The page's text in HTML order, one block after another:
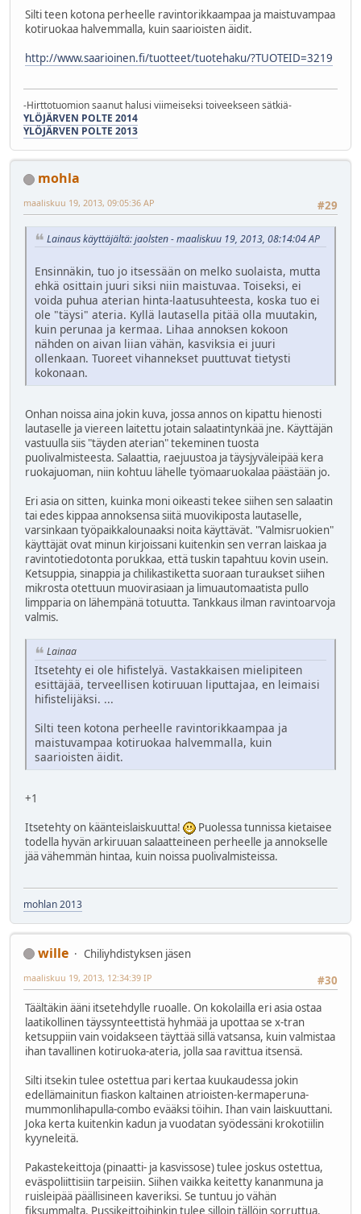
Silti teen kotona perheelle ravintorikkaampaa ja maistuvampaa
kotiruokaa halvemmalla, kuin saarioisten äidit.
http://www.saarioinen.fi/tuotteet/tuotehaku/?TUOTEID=3219
-Hirttotuomion saanut halusi viimeiseksi toiveekseen sätkiä-
YLÖJÄRVEN POLTE 2014
YLÖJÄRVEN POLTE 2013
mohla
#29
maaliskuu 19, 2013, 09:05:36 AP
Lainaus käyttäjältä: jaolsten - maaliskuu 19, 2013, 08:14:04 AP
Ensinnäkin, tuo jo itsessään on melko suolaista, mutta
ehkä osittain juuri siksi niin maistuvaa. Toiseksi, ei
voida puhua aterian hinta-laatusuhteesta, koska tuo ei
ole "täysi" ateria. Kyllä lautasella pitää olla muutakin,
kuin perunaa ja kermaa. Lihaa annoksen kokoon
nähden on aivan liian vähän, kasviksia ei juuri
ollenkaan. Tuoreet vihannekset puuttuvat tietysti
kokonaan.
Onhan noissa aina jokin kuva, jossa annos on kipattu hienosti
lautaselle ja viereen laitettu jotain salaatintynkää jne. Käyttäjän
vastuulla siis "täyden aterian" tekeminen tuosta
puolivalmisteesta. Salaattia, raejuustoa ja täysjyväleipää kera
ruokajuoman, niin kohtuu lähelle työmaaruokalaa päästään jo.
Eri asia on sitten, kuinka moni oikeasti tekee siihen sen salaatin
tai edes kippaa annoksensa siitä muovikiposta lautaselle,
varsinkaan työpaikkalounaaksi noita käyttävät. "Valmisruokien"
käyttäjät ovat minun kirjoissani kuitenkin sen verran laiskaa ja
ravintotiedotonta porukkaa, että tuskin tapahtuu kovin usein.
Ketsuppia, sinappia ja chilikastiketta suoraan turaukset siihen
mikrosta otettuun muovirasiaan ja limuautomaatista pullo
limpparia on lähempänä totuutta. Tankkaus ilman ravintoarvoja
valmis.
Lainaa
Itsetehty ei ole hifistelyä. Vastakkaisen mielipiteen
esittäjää, terveellisen kotiruuan liputtajaa, en leimaisi
hifistelijäksi. ...
Silti teen kotona perheelle ravintorikkaampaa ja
maistuvampaa kotiruokaa halvemmalla, kuin
saarioisten äidit.
+1
Itsetehty on käänteislaiskuutta!
Puolessa tunnissa kietaisee
todella hyvän arkiruuan salaatteineen perheelle ja annokselle
jää vähemmän hintaa, kuin noissa puolivalmisteissa.
mohlan 2013
wille
Chiliyhdistyksen jäsen
#30
maaliskuu 19, 2013, 12:34:39 IP
Täältäkin ääni itsetehdylle ruoalle. On kokolailla eri asia ostaa
laatikollinen täyssynteettistä hyhmää ja upottaa se x-tran
ketsuppiin vain voidakseen täyttää sillä vatsansa, kuin valmistaa
ihan tavallinen kotiruoka-ateria, jolla saa ravittua itsensä.
Silti itsekin tulee ostettua pari kertaa kuukaudessa jokin
edellämainitun fiaskon kaltainen atrioisten-kermaperuna-
mummonlihapulla-combo evääksi töihin. Ihan vain laiskuuttani.
Joka kerta kuitenkin kadun ja vuodatan syödessäni krokotiilin
kyyneleitä.
Pakastekeittoja (pinaatti- ja kasvissose) tulee joskus ostettua,
eväspoliittisiin tarpeisiin. Siihen vaikka keitetty kananmuna ja
ruisleipää päällisineen kaveriksi. Se tuntuu jo vähän
fiksummalta. Pussikeittoihinkin tulee silloin tällöin sorruttua.